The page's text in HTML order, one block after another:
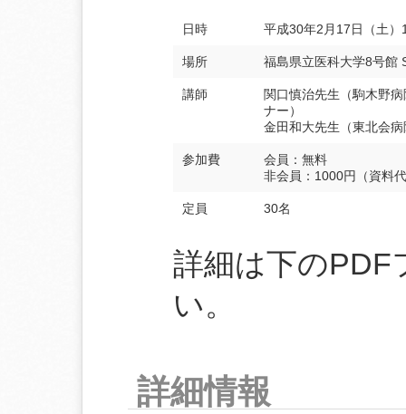
日時 平成30年2月17日（土
場所 福島県立医科大学8号館
講師
関口慎治先生（駒木野
ナー）
金田和大先生（東北会
参加費
会員：無料
非会員：1000円（資料
定員 30名
詳細は下のPDF
い。
詳細情報